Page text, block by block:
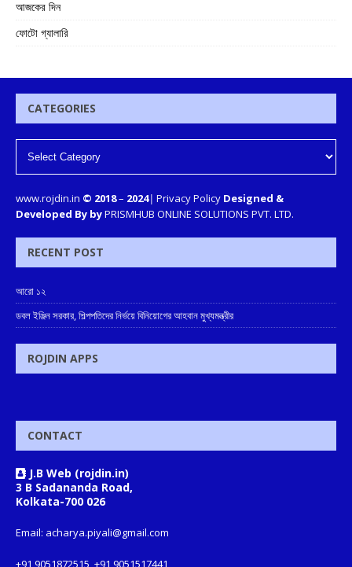
আজকের দিন
ফোটো গ্যালারি
CATEGORIES
www.rojdin.in © 2018– 2024| Privacy Policy Designed &
Developed By byPRISMHUB ONLINE SOLUTIONS PVT. LTD.
RECENT POST
আরো ১২
ডবল ইঞ্জিন সরকার, শিল্পপতিদের নির্ভয়ে বিনিয়োগের আহবান মুখ্যমন্ত্রীর
ROJDIN APPS
CONTACT
J.B Web (rojdin.in)
3 B Sadananda Road,
Kolkata-700 026
Email: acharya.piyali@gmail.com
+91 9051872515, +91 9051517441